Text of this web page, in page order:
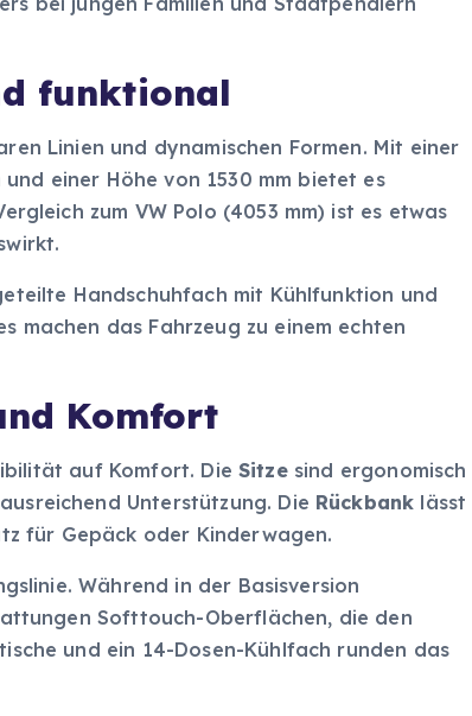
funktional
Linien und dynamischen Formen. Mit einer
einer Höhe von 1530 mm bietet es
zum VW Polo (4053 mm) ist es etwas
Handschuhfach mit Kühlfunktion und
machen das Fahrzeug zu einem echten
Komfort
auf Komfort. DieSitzesind ergonomisch
Unterstützung. Die Rückbank lässt
für Gepäck oder Kinderwagen.
Während in der Basisversion
Softtouch-Oberflächen, die den
und ein 14-Dosen-Kühlfach runden das